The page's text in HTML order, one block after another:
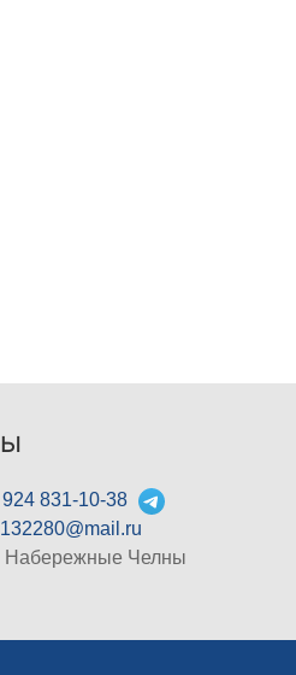
831-10-38
Набережные Челны